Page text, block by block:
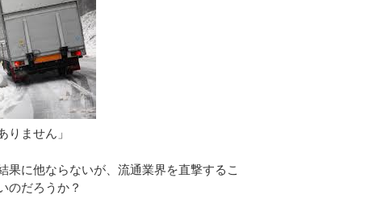
りません」
に他ならないが、流通業界を直撃するこ
のだろうか？